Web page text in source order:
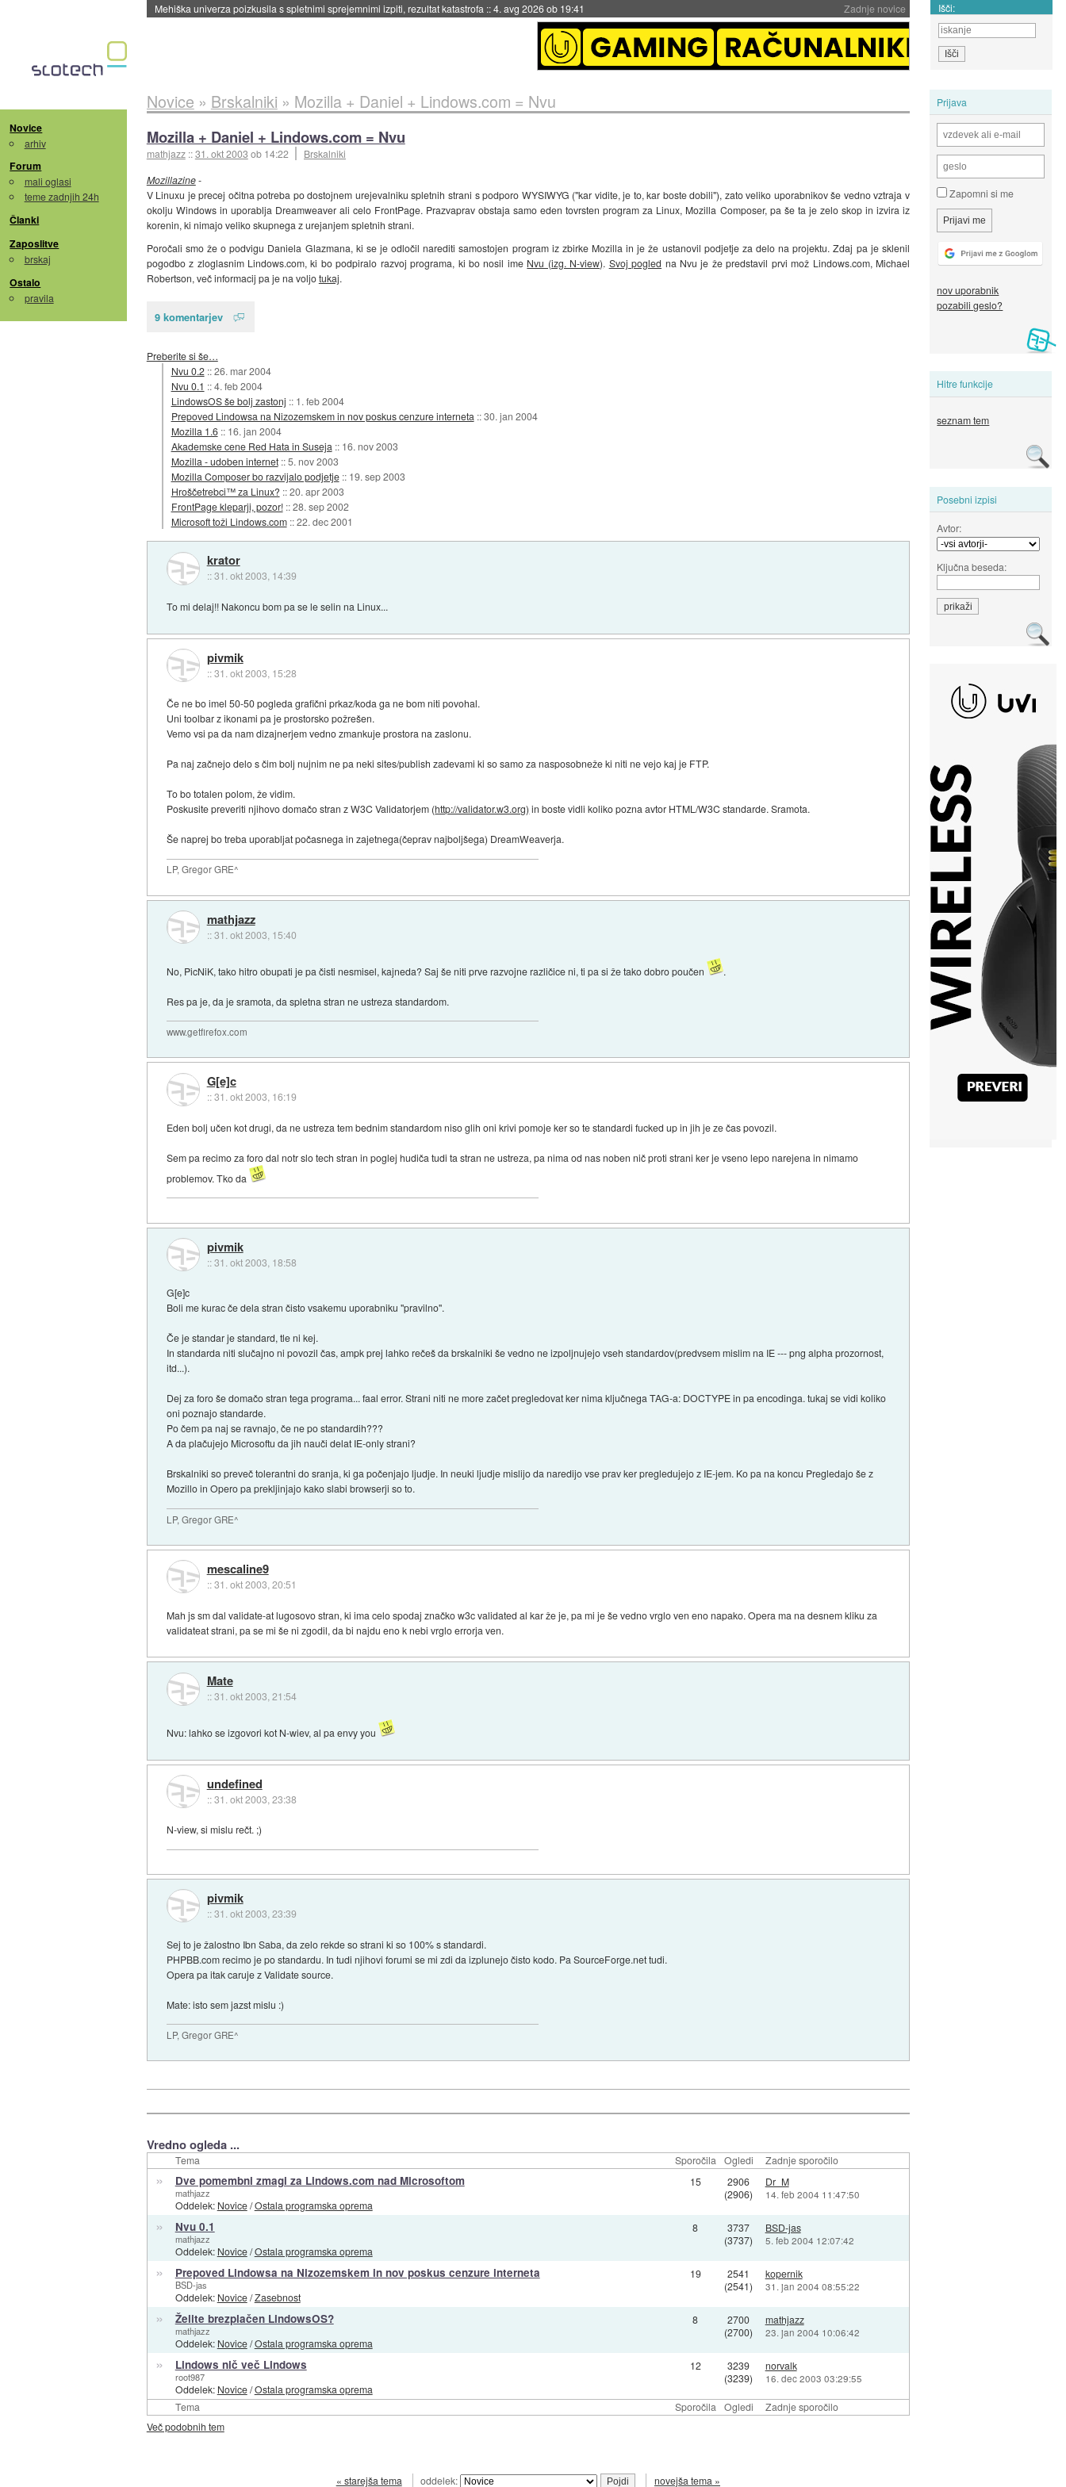
Zadnje novice
Mehiška univerza poizkusila s spletnimi sprejemnimi izpiti, rezultat katastrofa ::4. avg 2026 ob 19:41 Išči:
Novice
arhiv
Forum
mali oglasi
teme zadnjih 24h
Članki
Zaposlitve
brskaj
Ostalo
pravila
Prijava
Zapomni si me
nov uporabnik
pozabili geslo?
Hitre funkcije
seznam tem
Posebni izpisi
Avtor:
Ključna beseda:
Novice » Brskalniki » Mozilla + Daniel + Lindows.com = Nvu
Mozilla + Daniel + Lindows.com = Nvu
mathjazz ::31. okt 2003 ob 14:22
Brskalniki
Mozillazine-
V Linuxu je precej očitna potreba po dostojnem urejevalniku spletnih strani s podporo WYSIWYG ("kar vidite, je to, kar boste dobili"), zato veliko uporabnikov še vedno vztraja v
okolju Windows in uporablja Dreamweaver ali celo FrontPage. Prazvaprav obstaja samo eden tovrsten program za Linux, Mozilla Composer, pa še ta je zelo skop in izvira iz
korenin, ki nimajo veliko skupnega z urejanjem spletnih strani.
Poročali smo že o podvigu Daniela Glazmana, ki se je odločil narediti samostojen program iz zbirke Mozilla in je že ustanovil podjetje za delo na projektu. Zdaj pa je sklenil
pogodbo z zloglasnim Lindows.com, ki bo podpiralo razvoj programa, ki bo nosil ime Nvu (izg. N-view). Svoj pogled na Nvu je že predstavil prvi mož Lindows.com, Michael
Robertson, več informacij pa je na voljotukaj.
9 komentarjev
Preberite si še…
Nvu 0.2 ::26. mar 2004
Nvu 0.1 ::4. feb 2004
LindowsOS še bolj zastonj :: 1. feb 2004
Prepoved Lindowsa na Nizozemskem in nov poskus cenzure interneta ::30. jan 2004
Mozilla 1.6 :: 16. jan 2004
Akademske cene Red Hata in Suseja :: 16. nov 2003
Mozilla - udoben internet ::5. nov 2003
Mozilla Composer bo razvijalo podjetje :: 19. sep 2003
Hroščetrebci™ za Linux? ::20. apr 2003
FrontPage kleparji, pozor! ::28. sep 2002
Microsoft toži Lindows.com ::22. dec 2001
krator
::31. okt 2003, 14:39
To mi delaj!! Nakoncu bom pa se le selin na Linux...
pivmik
::31. okt 2003, 15:28
Če ne bo imel 50-50 pogleda grafični prkaz/koda ga ne bom niti povohal.
Uni toolbar z ikonami pa je prostorsko požrešen.
Vemo vsi pa da nam dizajnerjem vedno zmankuje prostora na zaslonu.
Pa naj začnejo delo s čim bolj nujnim ne pa neki sites/publish zadevami ki so samo za nasposobneže ki niti ne vejo kaj je FTP.
To bo totalen polom, že vidim.
Poskusite preveriti njihovo domačo stran z W3C Validatorjem (http://validator.w3.org) in boste vidli koliko pozna avtor HTML/W3C standarde. Sramota.
Še naprej bo treba uporabljat počasnega in zajetnega(čeprav najboljšega) DreamWeaverja.
LP, Gregor GRE^
mathjazz
::31. okt 2003, 15:40
No, PicNiK, tako hitro obupati je pa čisti nesmisel, kajneda? Saj še niti prve razvojne različice ni, ti pa si že tako dobro poučen .
Res pa je, da je sramota, da spletna stran ne ustreza standardom.
www.getfirefox.com
G[e]c
::31. okt 2003, 16:19
Eden bolj učen kot drugi, da ne ustreza tem bednim standardom niso glih oni krivi pomoje ker so te standardi fucked up in jih je ze čas povozil.
Sem pa recimo za foro dal notr slo tech stran in poglej hudiča tudi ta stran ne ustreza, pa nima od nas noben nič proti strani ker je vseno lepo narejena in nimamo
problemov. Tko da
pivmik
::31. okt 2003, 18:58
G[e]c
Boli me kurac če dela stran čisto vsakemu uporabniku "pravilno".
Če je standar je standard, tle ni kej.
In standarda niti slučajno ni povozil čas, ampk prej lahko rečeš da brskalniki še vedno ne izpoljnujejo vseh standardov(predvsem mislim na IE --- png alpha prozornost,
itd...).
Dej za foro še domačo stran tega programa... faal error. Strani niti ne more začet pregledovat ker nima ključnega TAG-a: DOCTYPE in pa encodinga. tukaj se vidi koliko
oni poznajo standarde.
Po čem pa naj se ravnajo, če ne po standardih???
A da plačujejo Microsoftu da jih nauči delat IE-only strani?
Brskalniki so preveč tolerantni do sranja, ki ga počenjajo ljudje. In neuki ljudje mislijo da naredijo vse prav ker pregledujejo z IE-jem. Ko pa na koncu Pregledajo še z
Mozillo in Opero pa prekljinjajo kako slabi browserji so to.
LP, Gregor GRE^
mescaline9
::31. okt 2003, 20:51
Mah js sm dal validate-at lugosovo stran, ki ima celo spodaj značko w3c validated al kar že je, pa mi je še vedno vrglo ven eno napako. Opera ma na desnem kliku za
validateat strani, pa se mi še ni zgodil, da bi najdu eno k nebi vrglo errorja ven.
Mate
::31. okt 2003, 21:54
Nvu: lahko se izgovori kot N-wiev, al pa envy you
undefined
::31. okt 2003, 23:38
N-view, si mislu rečt. ;)
pivmik
::31. okt 2003, 23:39
Sej to je žalostno Ibn Saba, da zelo rekde so strani ki so 100% s standardi.
PHPBB.com recimo je po standardu. In tudi njihovi forumi se mi zdi da izplunejo čisto kodo. Pa SourceForge.net tudi.
Opera pa itak caruje z Validate source.
Mate: isto sem jazst mislu :)
LP, Gregor GRE^
Vredno ogleda ...
Tema Sporočila Ogledi Zadnje sporočilo
Tema Sporočila Ogledi Zadnje sporočilo
» Dve pomembni zmagi za Lindows.com nad Microsoftom
mathjazz
Oddelek: Novice/Ostala programska oprema
15
2906
(2906)
Dr_M
14. feb 2004 11:47:50
» Nvu 0.1
mathjazz
Oddelek: Novice/Ostala programska oprema
8
3737
(3737)
BSD-jas
5. feb 2004 12:07:42
» Prepoved Lindowsa na Nizozemskem in nov poskus cenzure interneta
BSD-jas
Oddelek: Novice/Zasebnost
19
2541
(2541)
kopernik
31. jan 2004 08:55:22
» Želite brezplačen LindowsOS?
mathjazz
Oddelek: Novice/Ostala programska oprema
8
2700
(2700)
mathjazz
23. jan 2004 10:06:42
» Lindows nič več Lindows
root987
Oddelek: Novice/Ostala programska oprema
12
3239
(3239)
norvalk
16. dec 2003 03:29:55
Več podobnih tem
« starejša tema oddelek: novejša tema »